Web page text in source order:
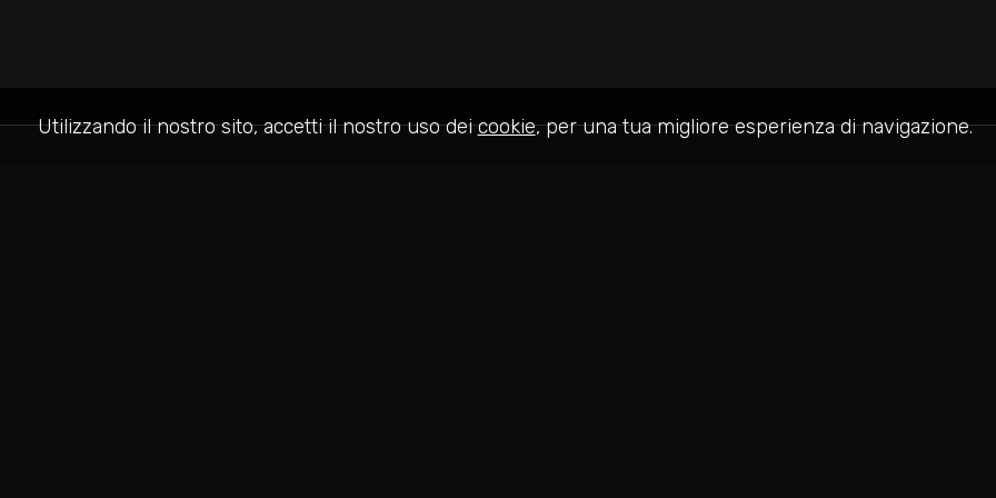
Utilizzando il nostro sito, accetti il nostro uso deicookie, per una tua migliore esperienza di navigazione.